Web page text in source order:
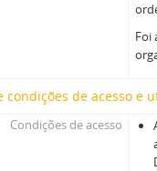
Foi
condições de acesso e
Condições de acesso